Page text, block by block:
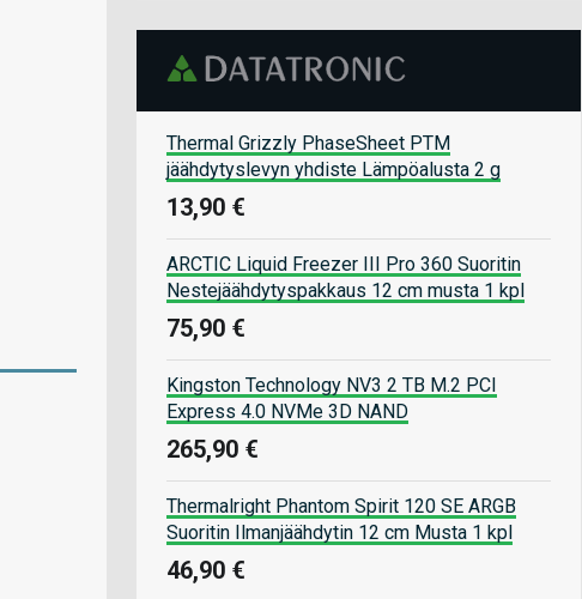
Thermal Grizzly PhaseSheet PTM
jäähdytyslevyn yhdiste Lämpöalusta 2 g
13,90 €
ARCTIC Liquid Freezer III Pro 360 Suoritin
Nestejäähdytyspakkaus 12 cm musta 1 kpl
75,90 €
Kingston Technology NV3 2 TB M.2 PCI
Express 4.0 NVMe 3D NAND
265,90 €
Thermalright Phantom Spirit 120 SE ARGB
Suoritin Ilmanjäähdytin 12 cm Musta 1 kpl
46,90 €